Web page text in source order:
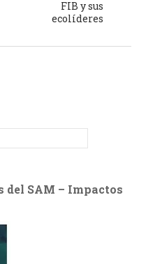
FIB y sus
ecolíderes
del SAM – Impactos